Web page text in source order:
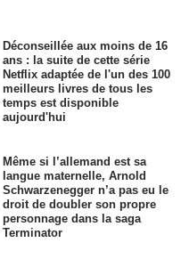
Déconseillée aux moins de 16
ans : la suite de cette série
Netflix adaptée de l'un des 100
meilleurs livres de tous les
temps est disponible
aujourd'hui
Même si l’allemand est sa
langue maternelle, Arnold
Schwarzenegger n’a pas eu le
droit de doubler son propre
personnage dans la saga
Terminator